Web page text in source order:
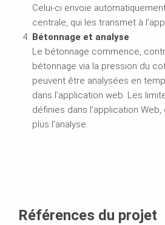
Celui-ci envoie
centrale, qui les transmet à
Bétonnage et analyse
Le bétonnage commence,
bétonnage via la pression du
peuvent être analysées en
dans l’application web. Les
définies dans l’application
plus l’analyse.
Références du projet